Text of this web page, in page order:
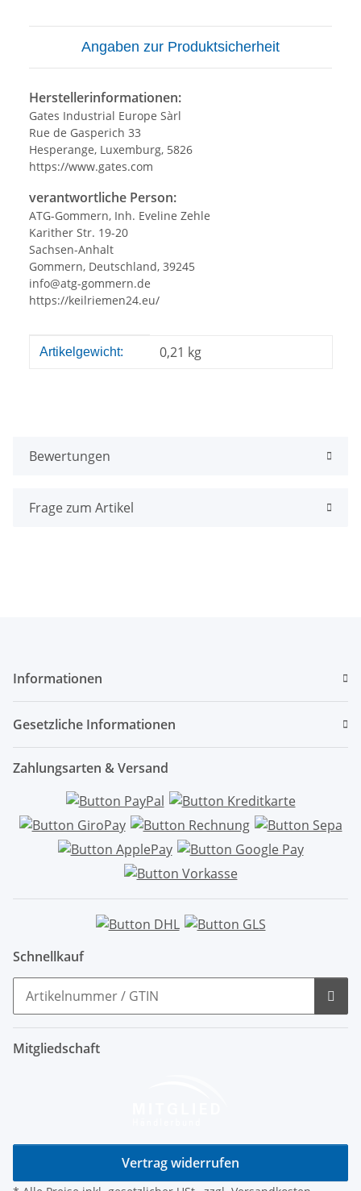
Angaben zur Produktsicherheit
Herstellerinformationen:
Gates Industrial Europe Sàrl
Rue de Gasperich 33
Hesperange, Luxemburg, 5826
https://www.gates.com
verantwortliche Person:
ATG-Gommern, Inh. Eveline Zehle
Karither Str. 19-20
Sachsen-Anhalt
Gommern, Deutschland, 39245
info@atg-gommern.de
https://keilriemen24.eu/
Produkteigenschaft
Wert
Artikelgewicht: 0,21 kg
Bewertungen
Frage zum Artikel
Informationen
Gesetzliche Informationen
Zahlungsarten & Versand
Schnellkauf
Mitgliedschaft
Vertrag widerrufen